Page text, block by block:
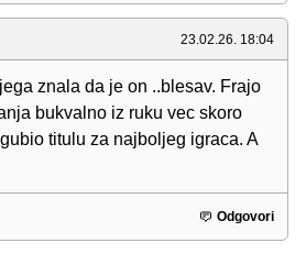
23.02.26. 18:04
znala da je on ..blesav. Frajo
bukvalno iz ruku vec skoro
titulu za najboljeg igraca. A
Odgovori